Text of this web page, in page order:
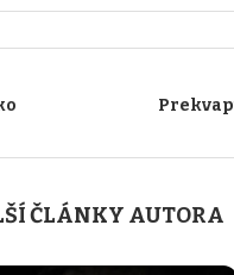
ČLÁNKY AUTORA